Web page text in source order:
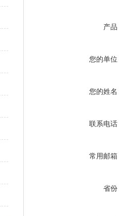
产品
您的单位
您的姓名
联系电话
常用邮箱
省份